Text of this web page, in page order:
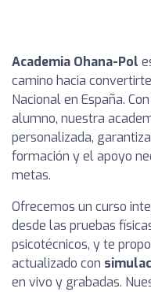
Academia Ohana-Pol
camino hacia
Nacional en España.
alumno, nuestra
personalizada,
formación y el apoyo
metas.
Ofrecemos un curso
desde las pruebas
psicotécnicos, y te
actualizado con
en vivo y grabadas.